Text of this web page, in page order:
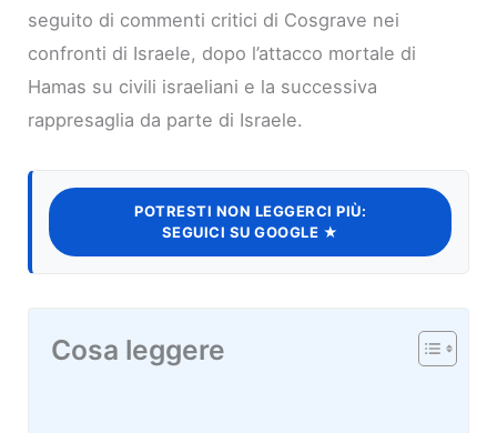
seguito di commenti critici di Cosgrave nei
confronti di Israele, dopo l’attacco mortale di
Hamas su civili israeliani e la successiva
rappresaglia da parte di Israele.
POTRESTI NON LEGGERCI PIÙ:
SEGUICI SU GOOGLE ★
Cosa leggere